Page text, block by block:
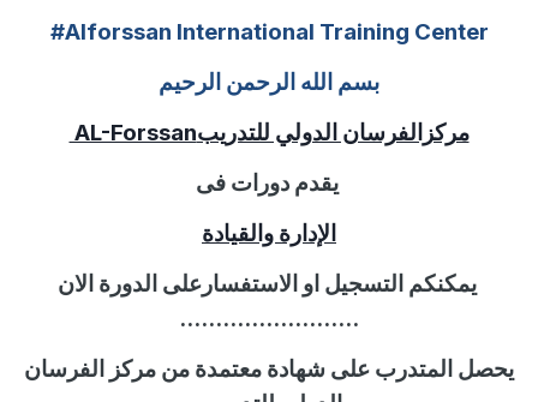
#Alforssan International Training Center
بسم الله الرحمن الرحيم
مركزالفرسان الدولي للتدريبAL-Forssan
يقدم دورات فى
الإدارة والقيادة
يمكنكم التسجيل او الاستفسارعلى الدورة الان
.........................
يحصل المتدرب على شهادة معتمدة من مركز الفرسان